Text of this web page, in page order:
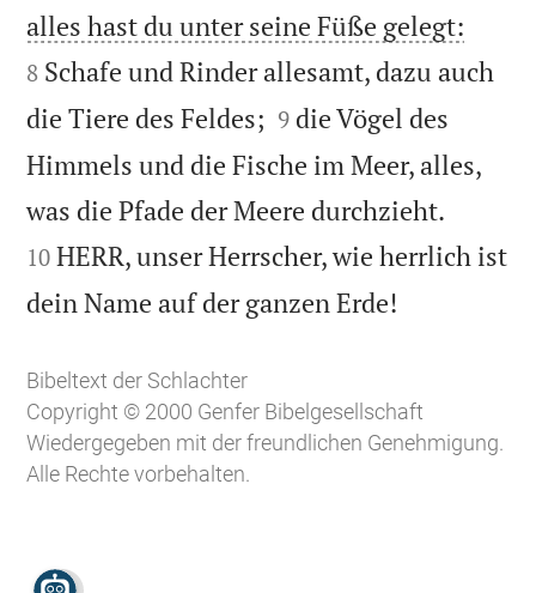
alles hast du unter seine Füße gelegt:
8 Schafe und Rinder allesamt, dazu auch
die Tiere des Feldes; 

9 die Vögel des
Himmels und die Fische im Meer, alles,
was die Pfade der Meere durchzieht.
10 HERR, unser Herrscher, wie herrlich ist
dein Name auf der ganzen Erde!
Bibeltext der Schlachter
Copyright © 2000 Genfer Bibelgesellschaft
Wiedergegeben mit der freundlichen Genehmigung.
Alle Rechte vorbehalten.